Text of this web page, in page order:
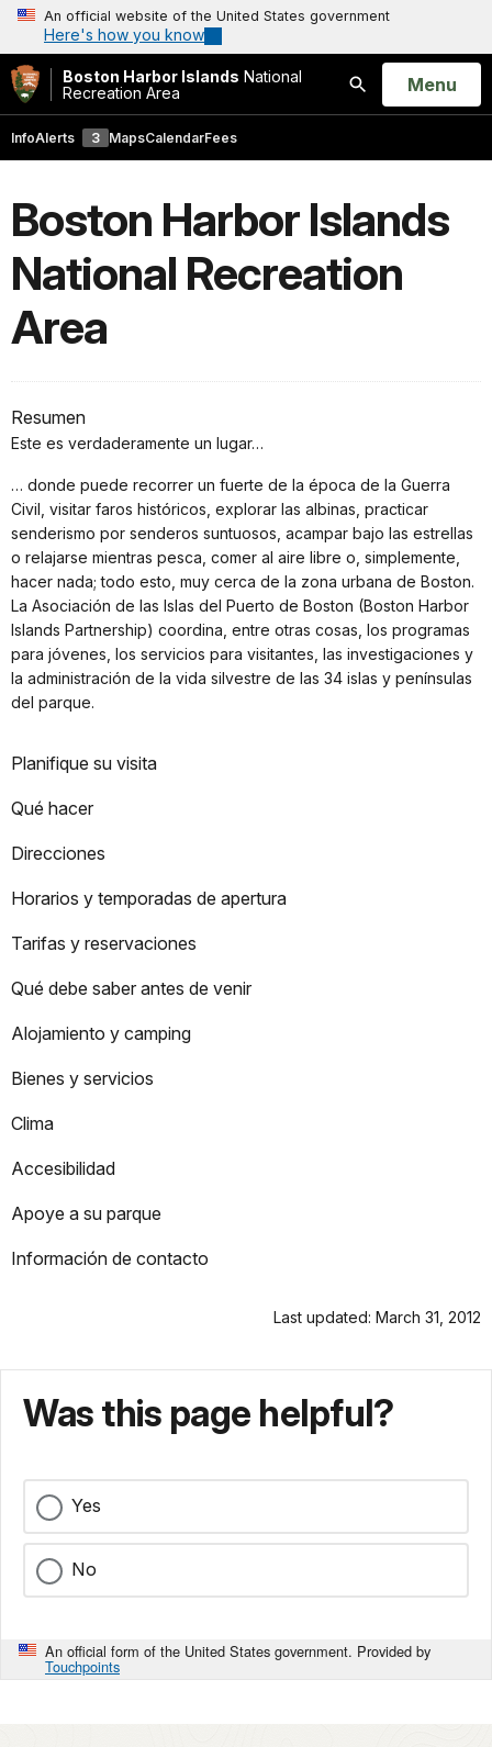
An official website of the United States government
Here's how you know
Boston Harbor Islands National
Recreation Area
Search
Open
Menu
InfoAlerts 3 MapsCalendarFees
Boston Harbor Islands
National Recreation
Area
Resumen
Este es verdaderamente un lugar…
… donde puede recorrer un fuerte de la época de la Guerra
Civil, visitar faros históricos, explorar las albinas, practicar
senderismo por senderos suntuosos, acampar bajo las estrellas
o relajarse mientras pesca, comer al aire libre o, simplemente,
hacer nada; todo esto, muy cerca de la zona urbana de Boston.
La Asociación de las Islas del Puerto de Boston (Boston Harbor
Islands Partnership) coordina, entre otras cosas, los programas
para jóvenes, los servicios para visitantes, las investigaciones y
la administración de la vida silvestre de las 34 islas y penínsulas
del parque.
Planifique su visita
Qué hacer
Direcciones
Horarios y temporadas de apertura
Tarifas y reservaciones
Qué debe saber antes de venir
Alojamiento y camping
Bienes y servicios
Clima
Accesibilidad
Apoye a su parque
Información de contacto
Last updated: March 31, 2012
Was this page helpful?
Yes
No
An official form of the United States government. Provided by
Touchpoints